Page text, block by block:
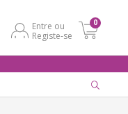
Entre ou
Registe-se
0